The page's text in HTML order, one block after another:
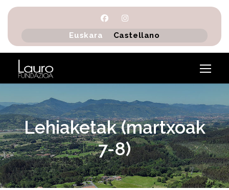
Euskara Castellano
Lehiaketak (martxoak
7-8)